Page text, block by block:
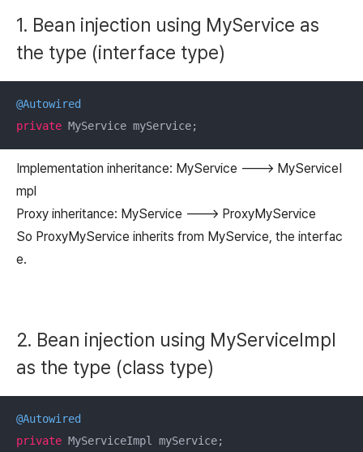
1. Bean injection using MyService as
the type (interface type)
@Autowired
private MyService myService;
Implementation inheritance: MyService ---> MyServiceI
mpl
Proxy inheritance: MyService ---> ProxyMyService
So ProxyMyService inherits from MyService, the interfac
e.
2. Bean injection using MyServiceImpl
as the type (class type)
@Autowired
private MyServiceImpl myService;